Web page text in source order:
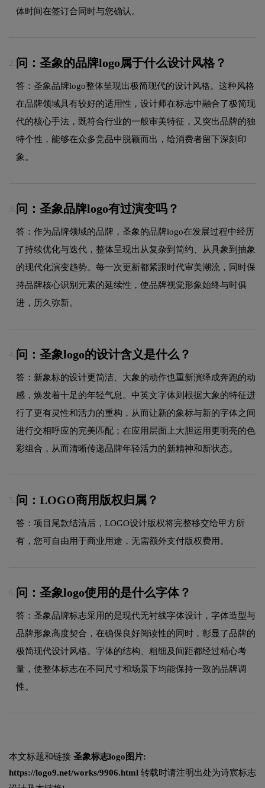
体时间在签订合同时与您确认。
2. 问：圣象的品牌logo属于什么设计风格？
答：圣象品牌logo整体呈现出极简现代的设计风格。这种风格
在品牌领域具有较好的适用性，设计师在标志中融合了极简现
代的核心手法，既符合行业的一般审美特征，又突出品牌的独
特个性，能够在众多竞品中脱颖而出，给消费者留下深刻印
象。
3. 问：圣象品牌logo有过演变吗？
答：作为品牌领域的品牌，圣象的品牌logo在发展过程中经历
了持续优化与迭代，整体呈现出从复杂到简约、从具象到抽象
的现代化演变趋势。每一次更新都紧跟时代审美潮流，同时保
持品牌核心识别元素的延续性，使品牌视觉形象始终与时俱
进，历久弥新。
4. 问：圣象logo的设计含义是什么？
答：新象标的设计更简洁、大象的动作也重新演绎成奔跑的动
感，焕发着十足的年轻气息。中英文字体则根据大象的特征进
行了更有灵性和活力的重构，从而让新的象标与新的字体之间
进行交相呼应的完美匹配；在应用层面上大胆运用更明亮的色
彩组合，从而清晰传递品牌年轻活力的新精神和新状态。
5. 问：LOGO商用版权归属？
答：项目尾款结清后，LOGO设计版权将完整移交给甲方所
有，您可自由用于商业用途，无需额外支付版权费用。
6. 问：圣象logo使用的是什么字体？
答：圣象品牌标志采用的是现代无衬线字体设计，字体造型与
品牌形象高度契合，在确保良好阅读性的同时，彰显了品牌的
极简现代设计风格。字体的结构、粗细及间距都经过精心考
量，使整体标志在不同尺寸和场景下均能保持一致的品牌调
性。
本文标题和链接 圣象标志logo图片:
https://logo9.net/works/9906.html 转载时请注明出处为诗宸标志